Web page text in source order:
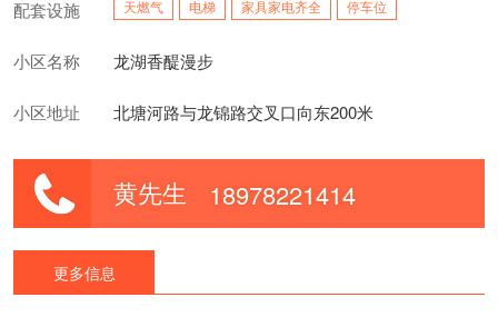
配套设施 天燃气 电梯 家具家电齐全 停车位
小区名称 龙湖香醍漫步
小区地址 北塘河路与龙锦路交叉口向东200米
黄先生 18978221414
更多信息